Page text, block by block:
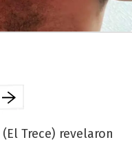
(El Trece) revelaron